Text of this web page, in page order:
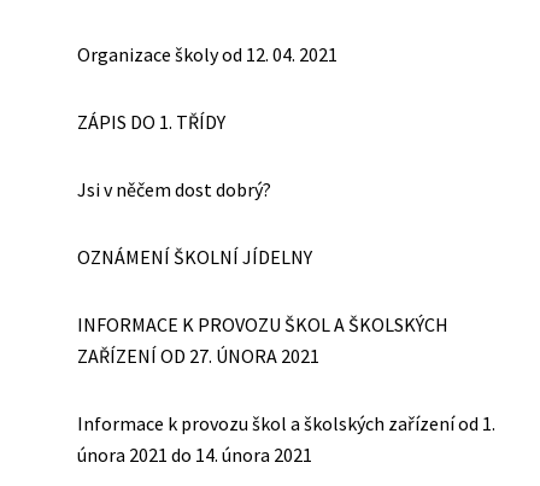
Organizace školy od 12. 04. 2021
ZÁPIS DO 1. TŘÍDY
Jsi v něčem dost dobrý?
OZNÁMENÍ ŠKOLNÍ JÍDELNY
INFORMACE K PROVOZU ŠKOL A ŠKOLSKÝCH
ZAŘÍZENÍ OD 27. ÚNORA 2021
Informace k provozu škol a školských zařízení od 1.
února 2021 do 14. února 2021